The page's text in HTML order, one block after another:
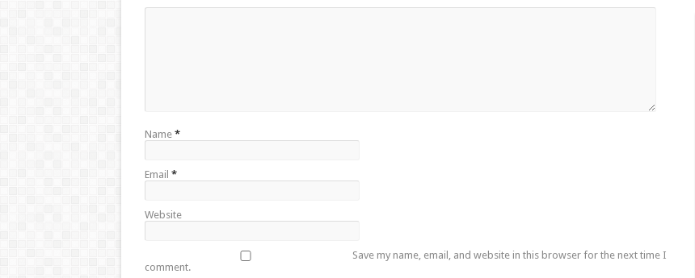
Name *
Email *
Website
Save my name, email, and website in this browser for the next time I
comment.